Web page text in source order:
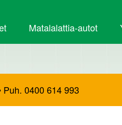
Matalalattia-autot
Puh. 0400 614 993